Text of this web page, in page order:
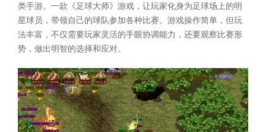
类手游。一款《足球大师》游戏，让玩家化身为足球场上的明
星球员，带领自己的球队参加各种比赛。游戏操作简单，但玩
法丰富，不仅需要玩家灵活的手眼协调能力，还要观察比赛形
势，做出明智的选择和应对。